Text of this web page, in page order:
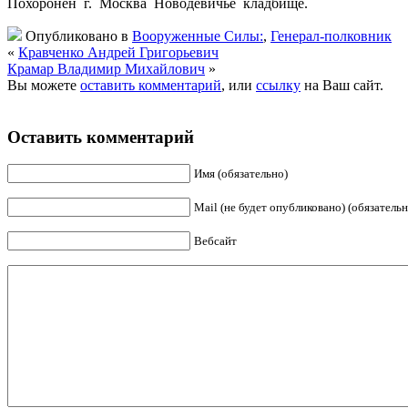
Опубликовано в Вооруженные Силы:, Генерал-полковник
« Кравченко Андрей Григорьевич
Крамар Владимир Михайлович »
Вы можете оставить комментарий, или ссылку на Ваш сайт.
Оставить комментарий
Имя (обязательно)
Mail (не будет опубликовано)
Вебсайт